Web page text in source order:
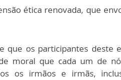
ética renovada, que
que os participantes deste
moral que cada um de
os irmãos e irmãs,